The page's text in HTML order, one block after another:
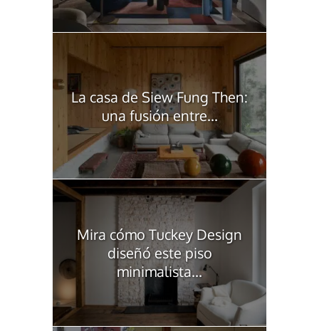
La casa de Siew Fung Then:
una fusión entre...
Mira cómo Tuckey Design
diseñó este piso
minimalista...